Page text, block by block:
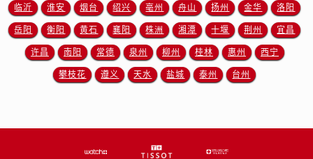
江西省九江市浔阳区浔阳路售后服务中心（需提前预约）
江西省南昌市红谷滩新区红谷中大道998号绿地双子塔（中央广场）A1座办公楼14层1407室售后服务中心（需提前预约）
江西省萍乡市安源区萍安北大道与康庄路交叉口售后服务中心（需提前预约）
江西省上饶市信州区滨江西路售后服务中心（需提前预约）
临沂 淮安 烟台 绍兴 亳州 舟山 扬州 金华 洛阳
岳阳 衡阳 黄石 襄阳 株洲 湘潭 十堰 荆州 宜昌
许昌 南阳 常德 泉州 柳州 桂林 惠州 西宁
攀枝花 遵义 天水 盐城 泰州 台州